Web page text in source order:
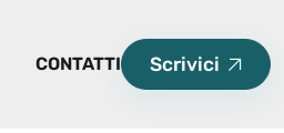
CONTATTI Scrivici